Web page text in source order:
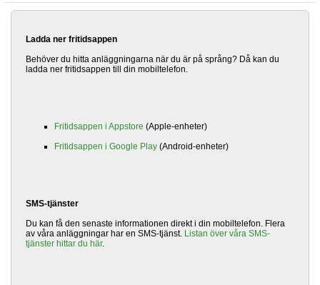
Ladda ner fritidsappen
Behöver du hitta anläggningarna när du är på språng? Då kan du
ladda ner fritidsappen till din mobiltelefon.
Fritidsappen i Appstore (Apple-enheter)
Fritidsappen i Google Play (Android-enheter)
SMS-tjänster
Du kan få den senaste informationen direkt i din mobiltelefon. Flera
av våra anläggningar har en SMS-tjänst. Listan över våra SMS-
tjänster hittar du här.